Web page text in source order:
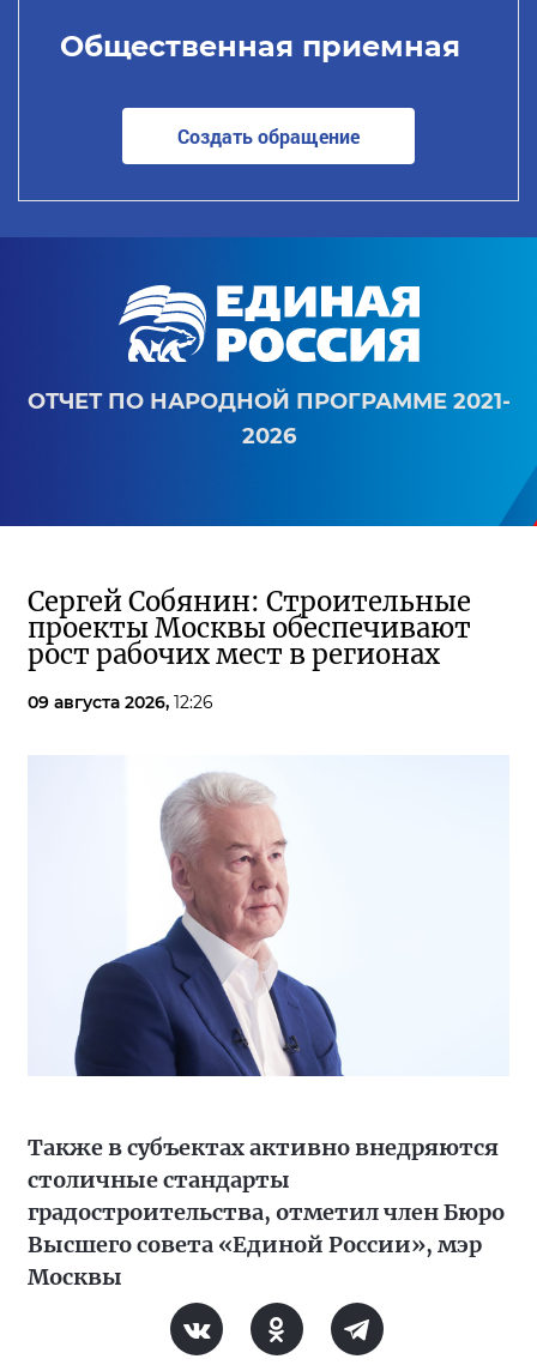
Общественная приемная
Создать обращение
ОТЧЕТ ПО НАРОДНОЙ ПРОГРАММЕ 2021-
2026
Сергей Собянин: Строительные
проекты Москвы обеспечивают
рост рабочих мест в регионах
09 августа 2026, 12:26
Также в субъектах активно внедряются
столичные стандарты
градостроительства, отметил член Бюро
Высшего совета «Единой России», мэр
Москвы